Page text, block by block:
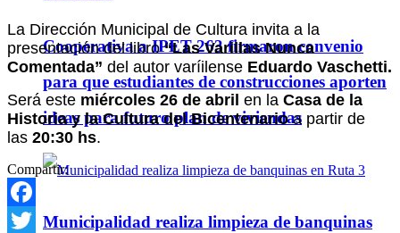
Cooperativa a IPET 263 firmaron convenio
para que estudiantes de construcciones aporten
ideas para futuro plan de viviendas
Municipalidad realiza limpieza de banquinas
La Dirección Municipal de Cultura invita a la
presentación del libro“Las Varillas Nunca
Comentada” del autor varíilense Eduardo Vaschetti.
Será este miércoles 26 de abril en la Casa de la
Historia y la Cultura del Bicentenarioa partir de
las 20:30 hs.
Compartir:
Facebook